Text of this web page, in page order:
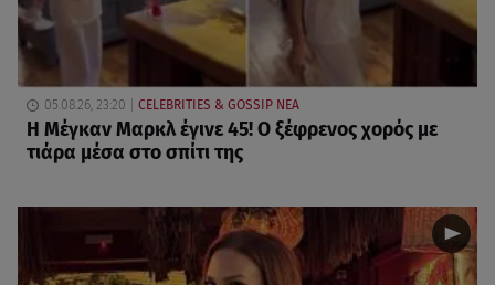
05.08.26, 23:20 CELEBRITIES & GOSSIP ΝΕΑ
Η Μέγκαν Μαρκλ έγινε 45! Ο ξέφρενος χορός με
τιάρα μέσα στο σπίτι της